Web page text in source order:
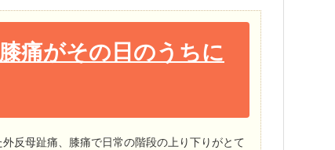
痛がその日のうちに
反母趾痛、膝痛で日常の階段の上り下りがとて